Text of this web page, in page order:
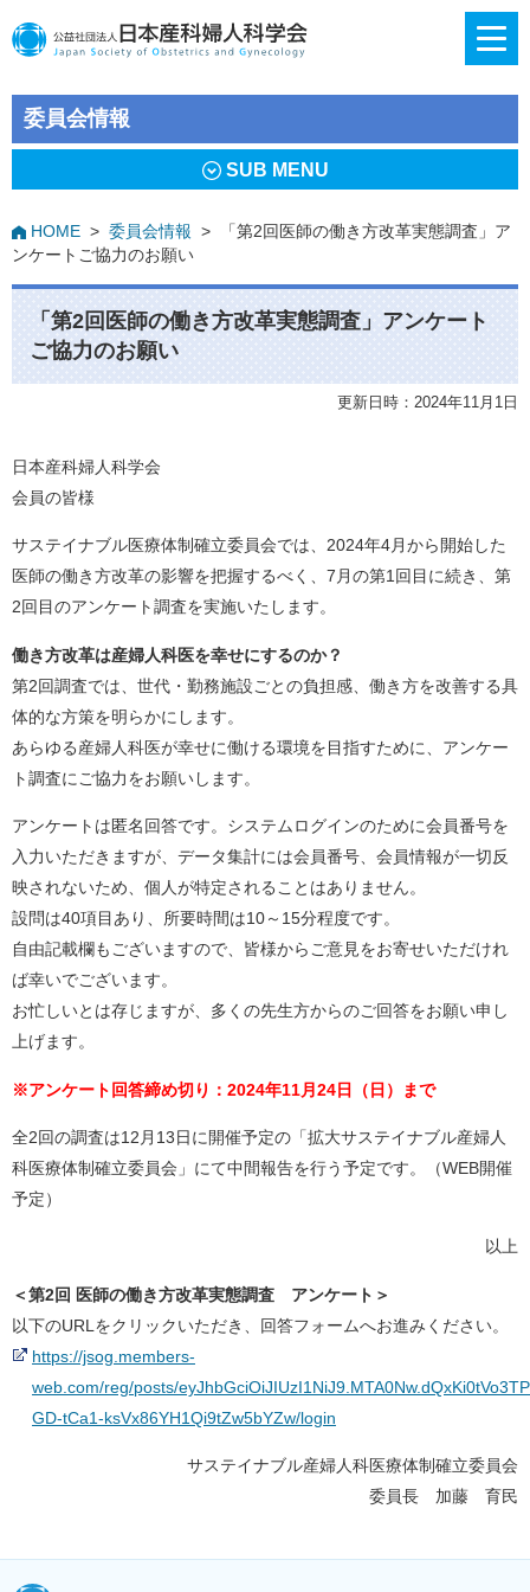
委員会情報
SUB MENU
HOME > 委員会情報 >
「第2回医師の働き方改革実態調査」ア
ンケートご協力のお願い
「第2回医師の働き方改革実態調査」アンケート
ご協力のお願い
更新日時：2024年11月1日
日本産科婦人科学会
会員の皆様
サステイナブル医療体制確立委員会では、2024年4月から開始した
医師の働き方改革の影響を把握するべく、7月の第1回目に続き、第
2回目のアンケート調査を実施いたします。
働き方改革は産婦人科医を幸せにするのか？
第2回調査では、世代・勤務施設ごとの負担感、働き方を改善する具
体的な方策を明らかにします。
あらゆる産婦人科医が幸せに働ける環境を目指すために、アンケー
ト調査にご協力をお願いします。
アンケートは匿名回答です。システムログインのために会員番号を
入力いただきますが、データ集計には会員番号、会員情報が一切反
映されないため、個人が特定されることはありません。
設問は40項目あり、所要時間は10～15分程度です。
自由記載欄もございますので、皆様からご意見をお寄せいただけれ
ば幸いでございます。
お忙しいとは存じますが、多くの先生方からのご回答をお願い申し
上げます。
※アンケート回答締め切り：2024年11月24日（日）まで
全2回の調査は12月13日に開催予定の「拡大サステイナブル産婦人
科医療体制確立委員会」にて中間報告を行う予定です。（WEB開催
予定）
以上
＜第2回 医師の働き方改革実態調査 アンケート＞
以下のURLをクリックいただき、回答フォームへお進みください。
https://jsog.members-
web.com/reg/posts/
GD-tCa1-ksVx86YH1Qi9tZw5bYZw/login
サステイナブル産婦人科医療体制確立委員会
委員長 加藤 育民